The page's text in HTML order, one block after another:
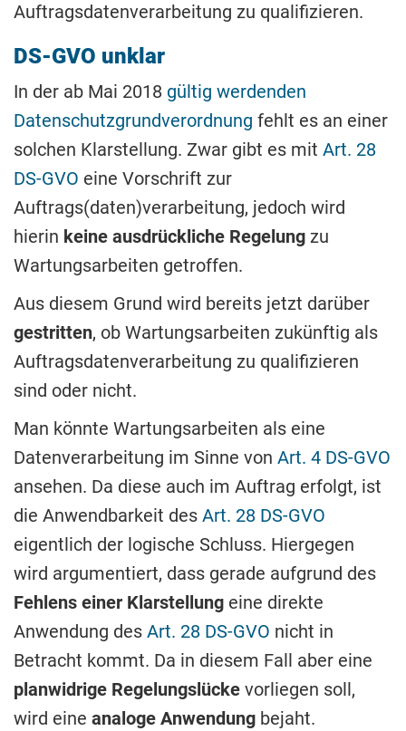
Auftragsdatenverarbeitung zu qualifizieren.
DS-GVO unklar
In der ab Mai 2018 gültig werdenden
Datenschutzgrundverordnung fehlt es an einer
solchen Klarstellung. Zwar gibt es mit Art. 28
DS-GVO eine Vorschrift zur
Auftrags(daten)verarbeitung, jedoch wird
hierin keine ausdrückliche Regelung zu
Wartungsarbeiten getroffen.
Aus diesem Grund wird bereits jetzt darüber
gestritten, ob Wartungsarbeiten zukünftig als
Auftragsdatenverarbeitung zu qualifizieren
sind oder nicht.
Man könnte Wartungsarbeiten als eine
Datenverarbeitung im Sinne von Art. 4 DS-GVO
ansehen. Da diese auch im Auftrag erfolgt, ist
die Anwendbarkeit des Art. 28 DS-GVO
eigentlich der logische Schluss. Hiergegen
wird argumentiert, dass gerade aufgrund des
Fehlens einer Klarstellung eine direkte
Anwendung des Art. 28 DS-GVO nicht in
Betracht kommt. Da in diesem Fall aber eine
planwidrige Regelungslücke vorliegen soll,
wird eine analoge Anwendung bejaht.